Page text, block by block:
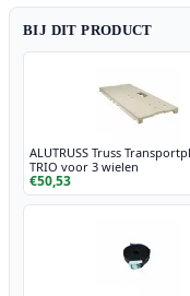
BIJ DIT PRODUCT
ALUTRUSS Truss
TRIO voor 3 wielen
€50,53